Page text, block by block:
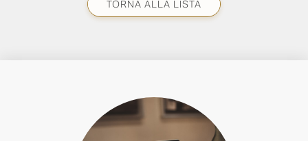
TORNA ALLA LISTA